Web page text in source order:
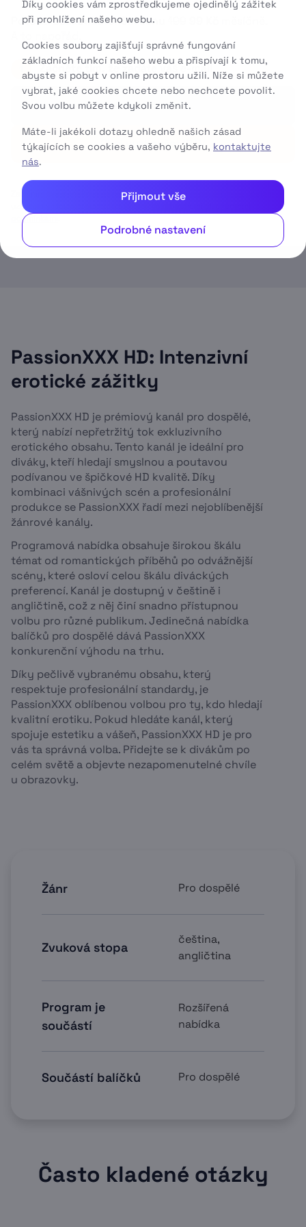
Poté zabezkonkurenční cenu
Začněte tím, že zadáte váš e-mail
Chci vyzkoušet IPTV
Zadáním své e-mailové adresy souhlasíte s jejím použitím za účelem
uzavření smlouvy v souladu s našimi
podmínkami
PassionXXX HD: Intenzivní
erotické zážitky
PassionXXX HD je prémiový kanál pro dospělé,
který nabízí nepřetržitý tok exkluzivního
erotického obsahu. Tento kanál je ideální pro
diváky, kteří hledají smyslnou a poutavou
podívanou ve špičkové HD kvalitě. Díky
kombinaci vášnivých scén a profesionální
produkce se PassionXXX řadí mezi nejoblíbenější
žánrové kanály.
Programová nabídka obsahuje širokou škálu
témat od romantických příběhů po odvážnější
scény, které osloví celou škálu diváckých
preferencí. Kanál je dostupný v češtině i
angličtině, což z něj činí snadno přístupnou
volbu pro různé publikum. Jedinečná nabídka
balíčků pro dospělé dává PassionXXX
konkurenční výhodu na trhu.
Díky pečlivě vybranému obsahu, který
respektuje profesionální standardy, je
PassionXXX oblíbenou volbou pro ty, kdo hledají
kvalitní erotiku. Pokud hledáte kanál, který
spojuje estetiku a vášeň, PassionXXX HD je pro
vás ta správná volba. Přidejte se k divákům po
celém světě a objevte nezapomenutelné chvíle
u obrazovky.
Žánr Pro dospělé
Zvuková stopa
čeština,
angličtina
Program je
součástí
Rozšířená
nabídka
Součástí balíčků Pro dospělé
Často kladené otázky
Díky cookies vám zprostředkujeme ojedinělý zážitek
při prohlížení našeho webu.
Cookies soubory zajišťují správné fungování
základních funkcí našeho webu a přispívají k tomu,
abyste si pobyt v online prostoru užili. Níže si můžete
vybrat, jaké cookies chcete nebo nechcete povolit.
Svou volbu můžete kdykoli změnit.
Máte-li jakékoli dotazy ohledně našich zásad
týkajících se cookies a vašeho výběru, kontaktujte
nás.
Přijmout vše
Podrobné nastavení